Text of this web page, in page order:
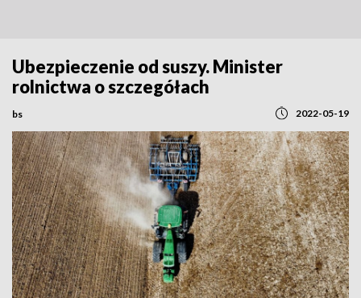
Ubezpieczenie od suszy. Minister
rolnictwa o szczegółach
bs 2022-05-19